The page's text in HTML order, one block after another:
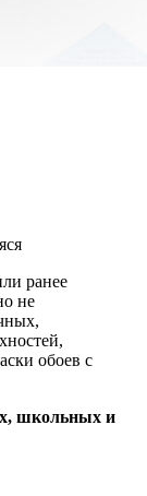
ранее
не
обоев с
школьных и